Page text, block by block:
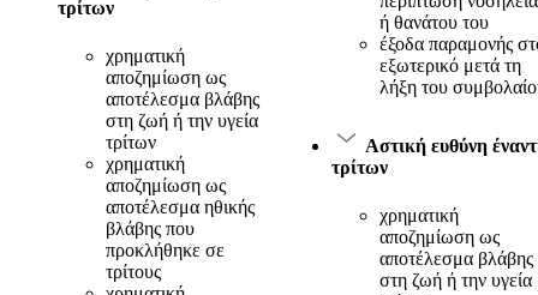
τρίτων
χρηματική
αποζημίωση ως
αποτέλεσμα βλάβης
στη ζωή ή την υγεία
τρίτων
χρηματική
αποζημίωση ως
αποτέλεσμα ηθικής
βλάβης που
προκλήθηκε σε
τρίτους
ή θανάτου του
έξοδα παραμονής
εξωτερικό μετά τη
λήξη του
Αστική ευθύνη
τρίτων
χρηματική
αποζημίωση ως
αποτέλεσμα βλάβης
στη ζωή ή την υγεία